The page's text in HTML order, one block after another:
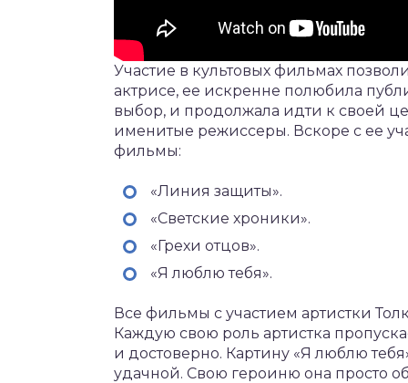
Участие в культовых фильмах
актрисе, ее искренне полюбила
выбор, и продолжала идти к своей
именитые режиссеры. Вскоре с ее
фильмы:
«Линия защиты».
«Светские хроники».
«Грехи отцов».
«Я люблю тебя».
Все фильмы с участием артистки
Каждую свою роль артистка
и достоверно. Картину «Я люблю
удачной. Свою героиню она просто